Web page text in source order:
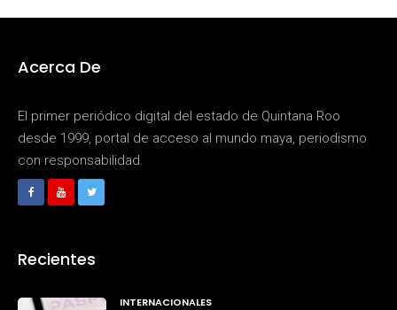
Acerca De
El primer periódico digital del estado de Quintana Roo
desde 1999, portal de acceso al mundo maya, periodismo
con responsabilidad.
Recientes
INTERNACIONALES